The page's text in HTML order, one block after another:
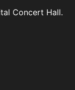
Concert Hall.